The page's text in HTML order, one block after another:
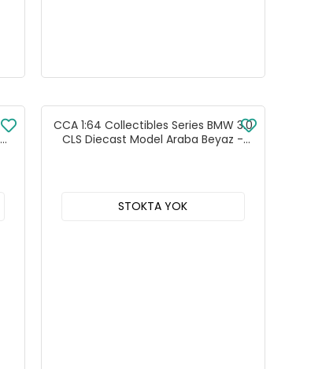
CCA 1:64 Collectibles Series BMW 3.0
CLS Diecast Model Araba Beyaz -
STOKTA YOK